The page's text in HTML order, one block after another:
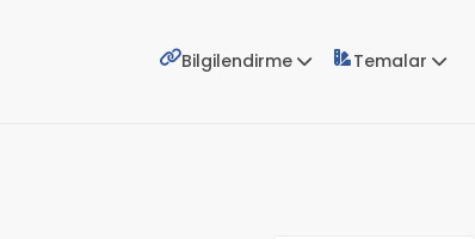
Bilgilendirme Temalar